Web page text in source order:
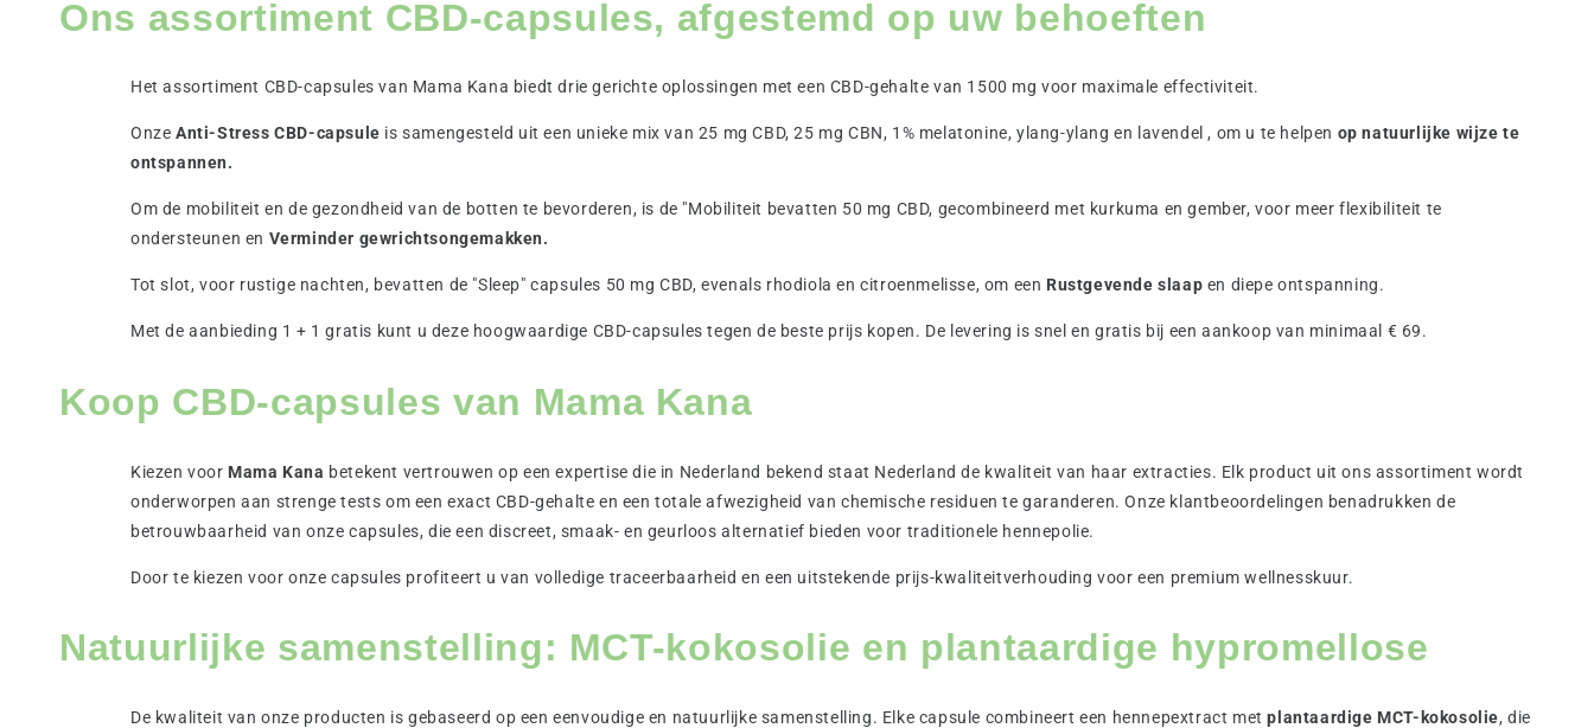
Ons assortiment CBD-capsules, afgestemd op uw behoeften
Het assortiment CBD-capsules van Mama Kana biedt drie gerichte oplossingen met een CBD-gehalte van 1500 mg voor maximale effectiviteit.
Onze Anti-Stress CBD-capsule is samengesteld uit een unieke mix van 25 mg CBD, 25 mg CBN, 1% melatonine, ylang-ylang en lavendel , om u te helpen op natuurlijke wijze te
ontspannen.
Om de mobiliteit en de gezondheid van de botten te bevorderen, is de "Mobiliteit bevatten 50 mg CBD, gecombineerd met kurkuma en gember, voor meer flexibiliteit te
ondersteunen en Verminder gewrichtsongemakken.
Tot slot, voor rustige nachten, bevatten de "Sleep" capsules 50 mg CBD, evenals rhodiola en citroenmelisse, om een Rustgevende slaap en diepe ontspanning.
Met de aanbieding 1 + 1 gratis kunt u deze hoogwaardige CBD-capsules tegen de beste prijs kopen. De levering is snel en gratis bij een aankoop van minimaal € 69.
Koop CBD-capsules van Mama Kana
Kiezen voor Mama Kana betekent vertrouwen op een expertise die in Nederland bekend staat Nederland de kwaliteit van haar extracties. Elk product uit ons assortiment wordt
onderworpen aan strenge tests om een exact CBD-gehalte en een totale afwezigheid van chemische residuen te garanderen. Onze klantbeoordelingen benadrukken de
betrouwbaarheid van onze capsules, die een discreet, smaak- en geurloos alternatief bieden voor traditionele hennepolie.
Door te kiezen voor onze capsules profiteert u van volledige traceerbaarheid en een uitstekende prijs-kwaliteitverhouding voor een premium wellnesskuur.
Natuurlijke samenstelling: MCT-kokosolie en plantaardige hypromellose
De kwaliteit van onze producten is gebaseerd op een eenvoudige en natuurlijke samenstelling. Elke capsule combineert een hennepextract metplantaardige MCT-kokosolie, die